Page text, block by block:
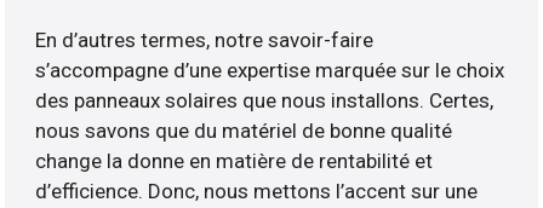
En d’autres termes, notre savoir-faire
s’accompagne d’une expertise marquée sur le choix
des panneaux solaires que nous installons. Certes,
nous savons que du matériel de bonne qualité
change la donne en matière de rentabilité et
d’efficience. Donc, nous mettons l’accent sur une